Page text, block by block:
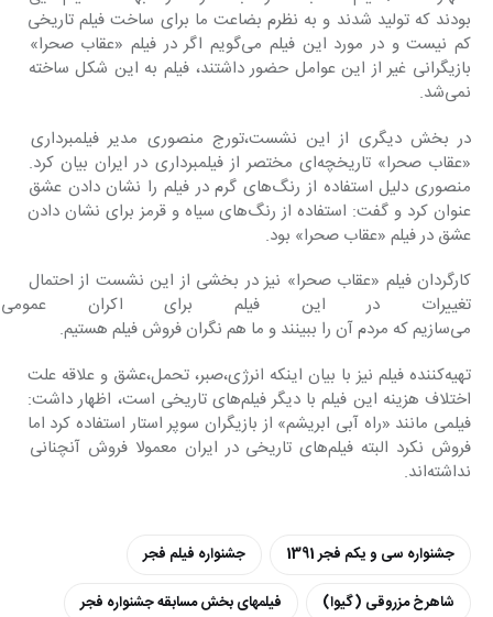
بودند که تولید شدند و به نظرم بضاعت ما برای ساخت فیلم تاریخی
کم نیست و در مورد این فیلم می‌گویم اگر در فیلم «عقاب صحرا»
بازیگرانی غیر از این عوامل حضور داشتند، فیلم به این شکل ساخته
نمی‌شد.
در بخش دیگری از این نشست،‌تورج منصوری مدیر فیلمبرداری
«عقاب صحرا» تاریخچه‌ای مختصر از فیلمبرداری در ایران بیان کرد.
منصوری دلیل استفاده از رنگ‌های گرم در فیلم را نشان دادن عشق
عنوان کرد و گفت: استفاده از رنگ‌های سیاه و قرمز برای نشان دادن
عشق در فیلم «عقاب صحرا» بود.
کارگردان فیلم «عقاب صحرا» نیز در بخشی از این نشست از احتمال
تغییرات در این فیلم برای اکران
می‌سازیم که مردم آن را ببینند و ما هم نگران فروش فیلم هستیم.
تهیه‌کننده فیلم نیز با بیان اینکه انرژی،‌صبر، تحمل،‌عشق و علاقه علت
اختلاف هزینه این فیلم با دیگر فیلم‌های تاریخی است، اظهار داشت:
فیلمی مانند «راه آبی ابریشم» از بازیگران سوپر استار استفاده کرد اما
فروش نکرد البته فیلم‌های تاریخی در ایران معمولا فروش آنچنانی
نداشته‌اند.
جشنواره سی و یکم فجر 1391
جشنواره فیلم فجر
شاهرخ مزروقی (گیوا)
فیلمهای بخش مسابقه جشنواره فجر